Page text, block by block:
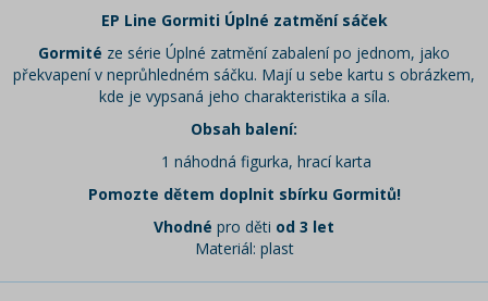
EP Line Gormiti Úplné zatmění sáček
Gormité ze série Úplné zatmění zabalení po jednom, jako
překvapení v neprůhledném sáčku. Mají u sebe kartu s obrázkem,
kde je vypsaná jeho charakteristika a síla.
Obsah balení:
1 náhodná figurka, hrací karta
Pomozte dětem doplnit sbírku Gormitů!
Vhodné pro děti od 3 let
Materiál: plast